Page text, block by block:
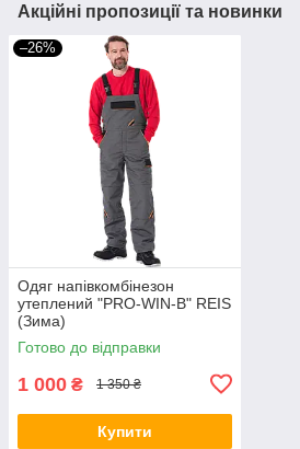
Акційні пропозиції та новинки
–26%
Одяг напівкомбінезон
утеплений "PRO-WIN-B" REIS
(Зима)
Готово до відправки
1 000 ₴ 1 350 ₴
Купити